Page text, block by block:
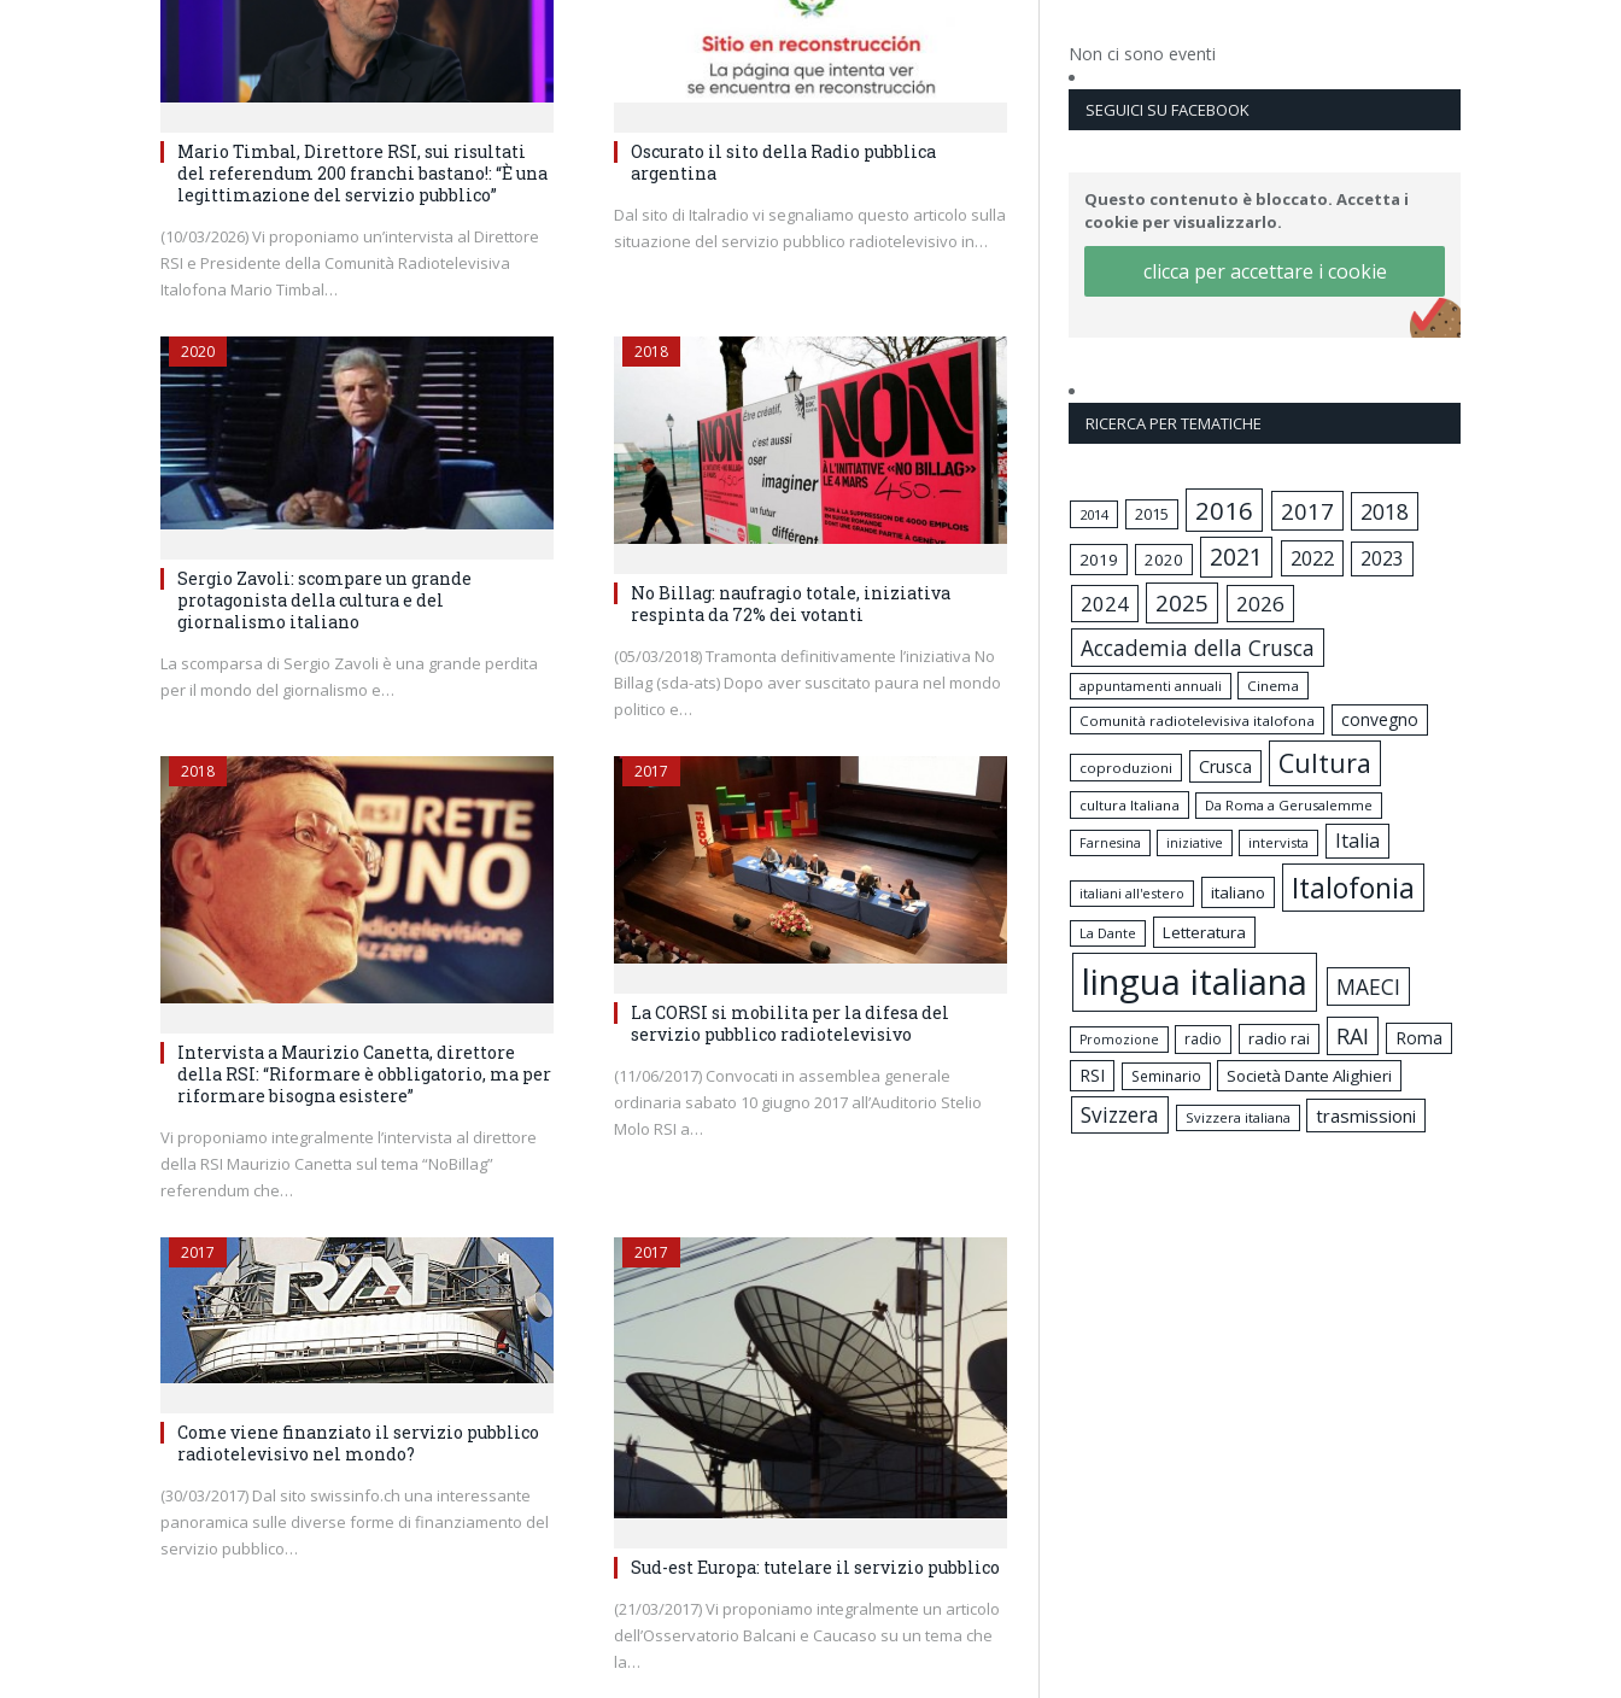
Mario Timbal, Direttore RSI, sui risultati
del referendum 200 franchi bastano!: “È una
legittimazione del servizio pubblico”
(10/03/2026) Vi proponiamo un’intervista al Direttore
RSI e Presidente della Comunità Radiotelevisiva
Italofona Mario Timbal…
Oscurato il sito della Radio pubblica
argentina
Dal sito di Italradio vi segnaliamo questo articolo sulla
situazione del servizio pubblico radiotelevisivo in…
2020
Sergio Zavoli: scompare un grande
protagonista della cultura e del
giornalismo italiano
La scomparsa di Sergio Zavoli è una grande perdita
per il mondo del giornalismo e…
2018
No Billag: naufragio totale, iniziativa
respinta da 72% dei votanti
(05/03/2018) Tramonta definitivamente l’iniziativa No
Billag (sda-ats) Dopo aver suscitato paura nel mondo
politico e…
2018
Intervista a Maurizio Canetta, direttore
della RSI: “Riformare è obbligatorio, ma per
riformare bisogna esistere”
Vi proponiamo integralmente l’intervista al direttore
della RSI Maurizio Canetta sul tema “NoBillag”
referendum che…
2017
La CORSI si mobilita per la difesa del
servizio pubblico radiotelevisivo
(11/06/2017) Convocati in assemblea generale
ordinaria sabato 10 giugno 2017 all’Auditorio Stelio
Molo RSI a…
2017
Come viene finanziato il servizio pubblico
radiotelevisivo nel mondo?
(30/03/2017) Dal sito swissinfo.ch una interessante
panoramica sulle diverse forme di finanziamento del
servizio pubblico…
2017
Sud-est Europa: tutelare il servizio pubblico
(21/03/2017) Vi proponiamo integralmente un articolo
dell’Osservatorio Balcani e Caucaso su un tema che
la…
Non ci sono eventi
SEGUICI SU FACEBOOK
Questo contenuto è bloccato. Accetta i
cookie per visualizzarlo.
clicca per accettare i cookie
RICERCA PER TEMATICHE
2014 2015 2016 2017 2018
2019 2020 2021 2022 2023
2024 2025 2026
Accademia della Crusca
appuntamenti annuali
Cinema
Comunità radiotelevisiva italofona
convegno
coproduzioni Crusca Cultura
cultura Italiana Da Roma a Gerusalemme
Farnesina iniziative intervista Italia
italiani all'estero italiano Italofonia
La Dante Letteratura
lingua italiana MAECI
Promozione radio radio rai RAI
Roma
RSI
Seminario Società Dante Alighieri
Svizzera Svizzera italiana trasmissioni